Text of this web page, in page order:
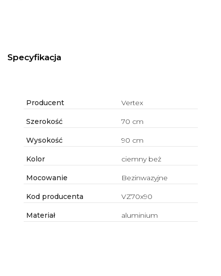
Specyfikacja
Producent Vertex
Szerokość 70 cm
Wysokość 90 cm
Kolor ciemny beż
Mocowanie Bezinwazyjne
Kod producenta VZ70x90
Materiał aluminium